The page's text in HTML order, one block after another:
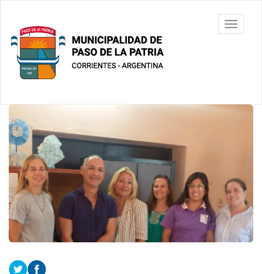
contenido
principal
Municipalidad
de Paso De
La Patria
barra
Contenido
principal